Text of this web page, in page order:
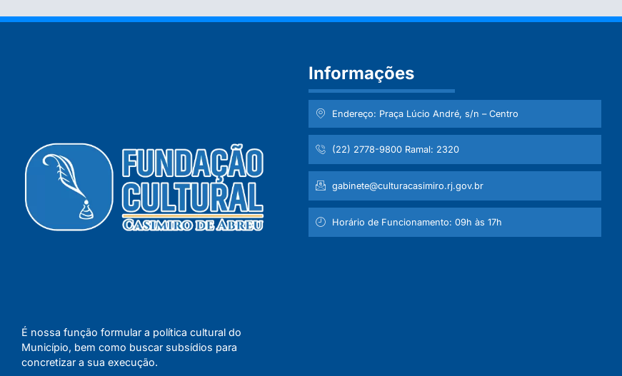
É nossa função formular a política cultural do
Município, bem como buscar subsídios para
concretizar a sua execução.
Informações
Endereço: Praça Lúcio André, s/n – Centro
(22) 2778-9800 Ramal: 2320
gabinete@culturacasimiro.rj.gov.br
Horário de Funcionamento: 09h às 17h